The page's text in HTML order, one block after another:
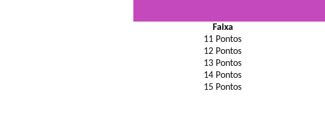
Faixa
11 Pontos
12 Pontos
13 Pontos
14 Pontos
15 Pontos